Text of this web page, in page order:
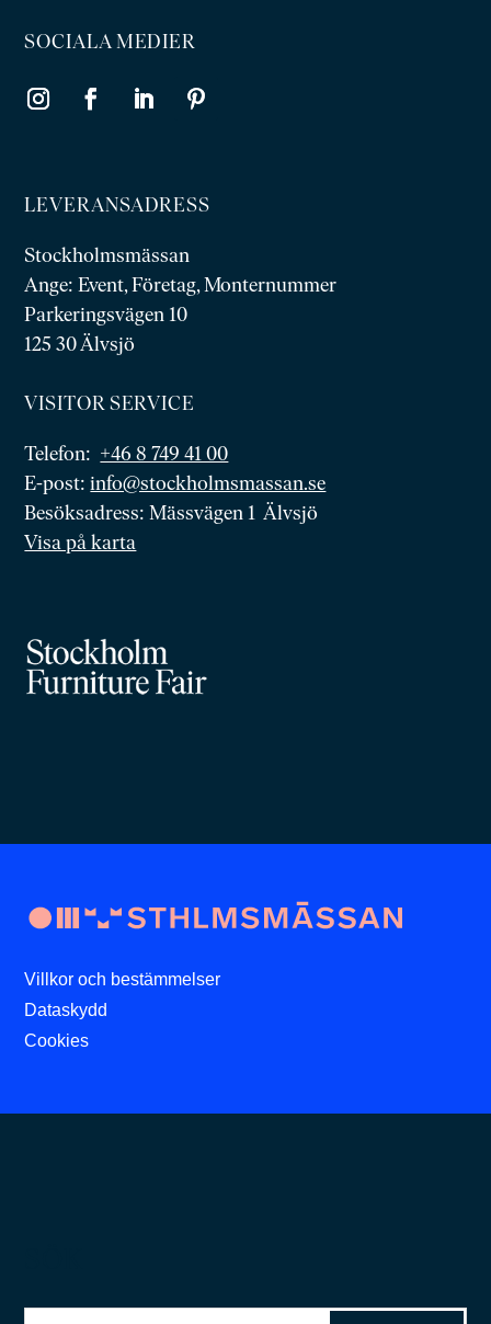
SOCIALA MEDIER
LEVERANSADRESS
Stockholmsmässan
Ange: Event, Företag, Monternummer
Parkeringsvägen 10
125 30 Älvsjö
VISITOR SERVICE
Telefon: +46 8 749 41 00
E-post:info@stockholmsmassan.se
Besöksadress: Mässvägen 1 Älvsjö
Visa på karta
Villkor och bestämmelser
Dataskydd
Cookies